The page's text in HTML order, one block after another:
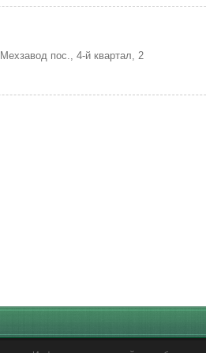
пос., 4-й квартал, 2